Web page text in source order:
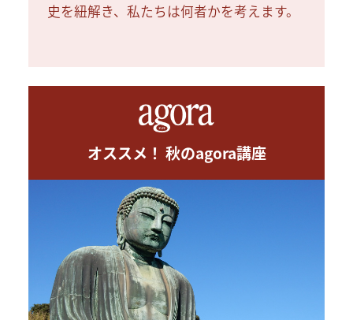
史を紐解き、私たちは何者かを考えます。
オススメ！ 秋のagora講座